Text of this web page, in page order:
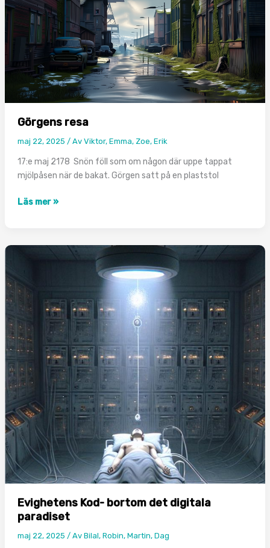
Görgens resa
maj 22, 2025 / Av Viktor, Emma, Zoe, Erik
17:e maj 2178 Snön föll som om någon där uppe tappat
mjölpåsen när de bakat. Görgen satt på en plaststol
Görgens
Läs mer »
Evighetens Kod- bortom det digitala
paradiset
maj 22, 2025 / Av Bilal, Robin, Martin, Dag